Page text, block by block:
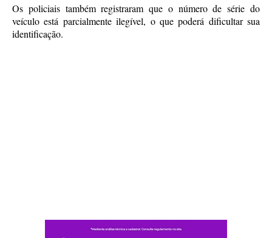
Os policiais também registraram que o número de série do
veículo está parcialmente ilegível, o que poderá dificultar sua
identificação.